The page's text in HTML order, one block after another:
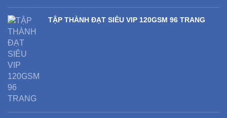
TẬP THÀNH ĐẠT SIÊU VIP 120GSM 96 TRANG